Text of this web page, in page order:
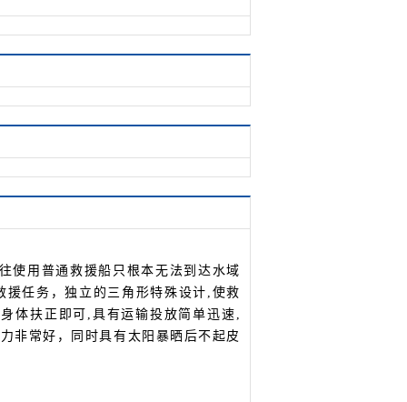
使用普通救援船只根本无法到达水域
任务，独立的三角形特殊设计,使救
体扶正即可,具有运输投放简单迅速,
非常好，同时具有太阳暴晒后不起皮